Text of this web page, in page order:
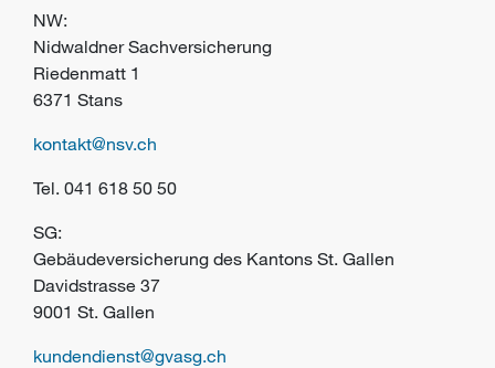
NW:
Nidwaldner Sachversicherung
Riedenmatt 1
6371 Stans
kontakt@nsv.ch
Tel. 041 618 50 50
SG:
Gebäudeversicherung des Kantons St. Gallen
Davidstrasse 37
9001 St. Gallen
kundendienst@gvasg.ch